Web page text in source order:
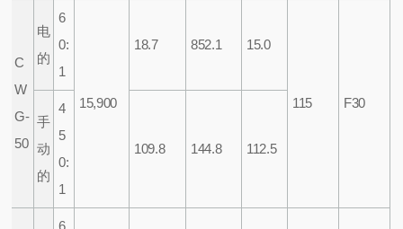
C
W
G-
50
电
的
6
0:
1
15,900
18.7 852.1 15.0
115
F30
手
动
的
4
5
0:
1
109.8 144.8 112.5
6